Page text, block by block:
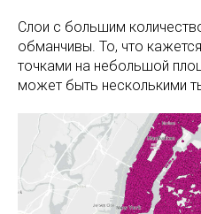
Слои с большим
обманчивы. То, что
точками на небольшой
может быть несколькими